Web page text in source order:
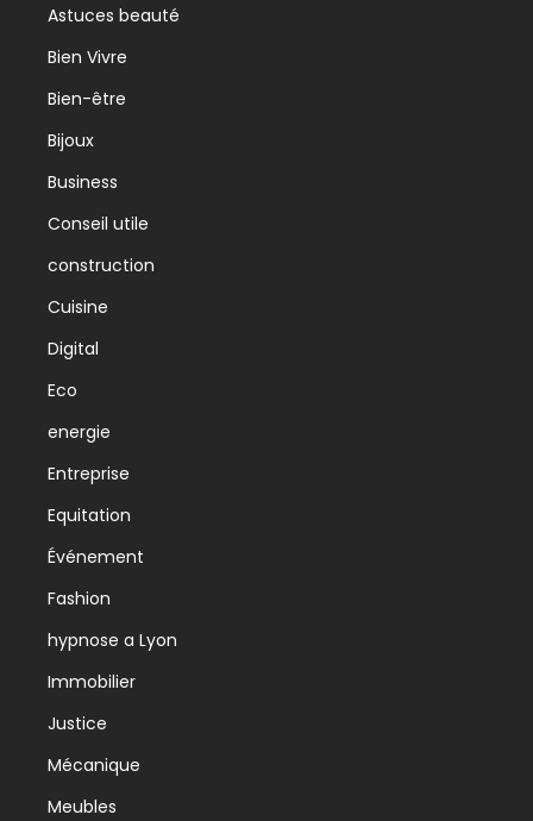
Astuces beauté
Bien Vivre
Bien-être
Bijoux
Business
Conseil utile
construction
Cuisine
Digital
Eco
energie
Entreprise
Equitation
Événement
Fashion
hypnose a Lyon
Immobilier
Justice
Mécanique
Meubles